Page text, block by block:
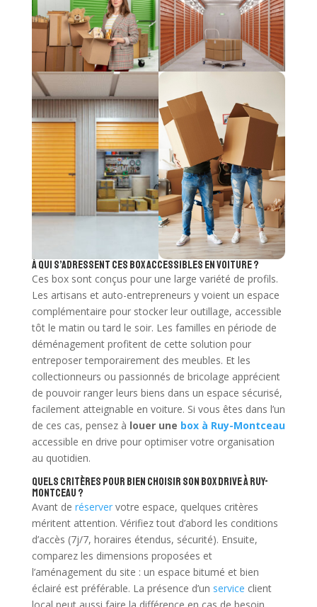
À qui s’adressent ces box accessibles en voiture ?
Ces box sont conçus pour une large variété de profils.
Les artisans et auto-entrepreneurs y voient un espace
complémentaire pour stocker leur outillage, accessible
tôt le matin ou tard le soir. Les familles en période de
déménagement profitent de cette solution pour
entreposer temporairement des meubles. Et les
collectionneurs ou passionnés de bricolage apprécient
de pouvoir ranger leurs biens dans un espace sécurisé,
facilement atteignable en voiture. Si vous êtes dans l’un
de ces cas, pensez à louer une box à Ruy-Montceau
accessible en drive pour optimiser votre organisation
au quotidien.
Quels critères pour bien choisir son box drive à Ruy-
Montceau ?
Avant de réservervotre espace, quelques critères
méritent attention. Vérifiez tout d’abord les conditions
d’accès (7j/7, horaires étendus, sécurité). Ensuite,
comparez les dimensions proposées et
l’aménagement du site : un espace bitumé et bien
éclairé est préférable. La présence d’un service client